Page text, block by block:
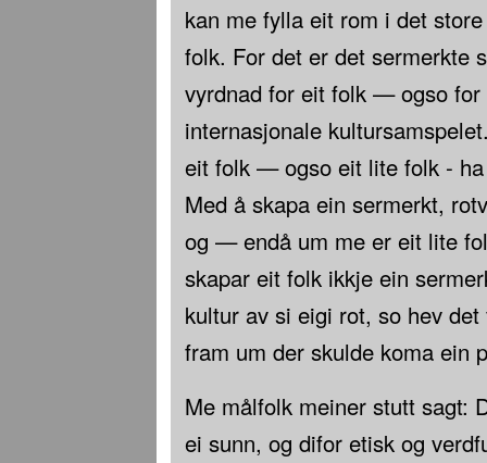
kan me fylla eit rom i det
folk. For det er det sermerkte
vyrdnad for eit folk — ogso
internasjonale
eit folk — ogso eit lite folk -
Med å skapa ein sermerkt,
og — endå um me er eit lite
skapar eit folk ikkje ein
kultur av si eigi rot, so hev
fram um der skulde koma ein
Me målfolk meiner stutt sagt:
ei sunn, og difor etisk og